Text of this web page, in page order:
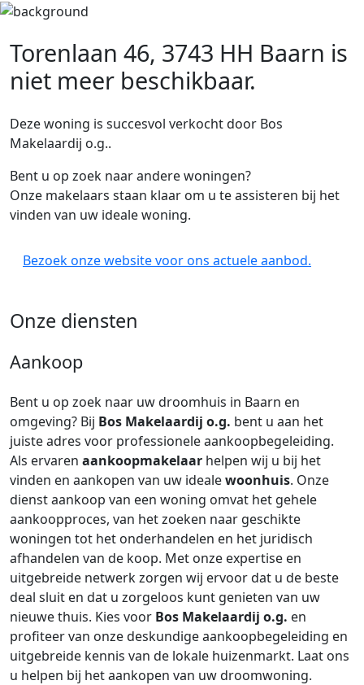
Torenlaan 46, 3743 HH Baarn is
niet meer beschikbaar.
Deze woning is succesvol verkocht door Bos
Makelaardij o.g..
Bent u op zoek naar andere woningen?
Onze makelaars staan klaar om u te assisteren bij het
vinden van uw ideale woning.
Bezoek onze website voor ons actuele aanbod.
Onze diensten
Aankoop
Bent u op zoek naar uw droomhuis in Baarn en
omgeving? Bij Bos Makelaardij o.g. bent u aan het
juiste adres voor professionele aankoopbegeleiding.
Als ervaren aankoopmakelaar helpen wij u bij het
vinden en aankopen van uw idealewoonhuis. Onze
dienst aankoop van een woning omvat het gehele
aankoopproces, van het zoeken naar geschikte
woningen tot het onderhandelen en het juridisch
afhandelen van de koop. Met onze expertise en
uitgebreide netwerk zorgen wij ervoor dat u de beste
deal sluit en dat u zorgeloos kunt genieten van uw
nieuwe thuis. Kies voor Bos Makelaardij o.g. en
profiteer van onze deskundige aankoopbegeleiding en
uitgebreide kennis van de lokale huizenmarkt. Laat ons
u helpen bij het aankopen van uw droomwoning.